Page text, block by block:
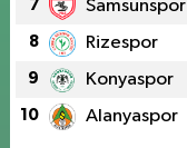
7 Samsunspor
8 Rizespor
9 Konyaspor
10 Alanyaspor